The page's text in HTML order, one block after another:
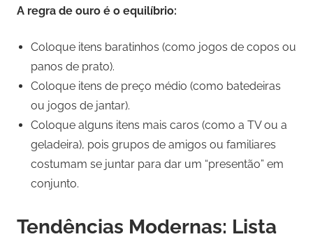
A regra de ouro é o equilíbrio:
Coloque itens baratinhos (como jogos de copos ou
panos de prato).
Coloque itens de preço médio (como batedeiras
ou jogos de jantar).
Coloque alguns itens mais caros (como a TV ou a
geladeira), pois grupos de amigos ou familiares
costumam se juntar para dar um “presentão” em
conjunto.
Tendências Modernas: Lista